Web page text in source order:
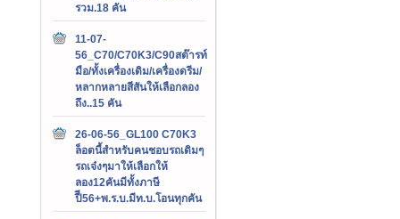
รวม.18 คัน
11-07-
56_C70/C70K3/C90สต๊ารท์
มือ/ทั้งเครื่องเดิม/เครื่องดรีม/
หลากหลายสีสันให้เลือกลอง
ถึง..15 คัน
26-06-56_GL100 C70K3
ล็อตนี้สำหรับคนชอบรถเดิมๆ
รถเจ๋งๆมาให้เลือกให้
ลอง12คันมีทั้งภาษี
ปีี56+พ.ร.บ.มีท.บ.โอนทุกคัน